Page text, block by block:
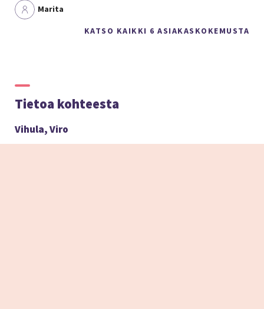
KATSO KAIKKI 6 ASIAKASKOKEMUSTA
Marita
Tietoa kohteesta
Vihula, Viro